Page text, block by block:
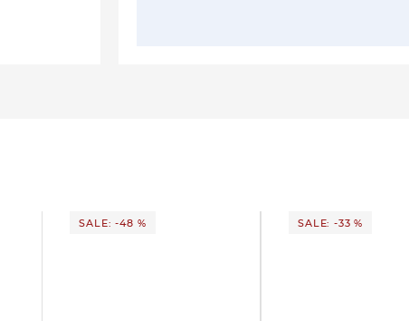
SALE: -48 % SALE: -33 %